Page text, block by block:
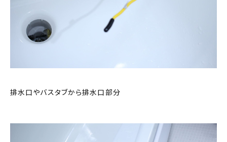
排水口やバスタブから排水口部分